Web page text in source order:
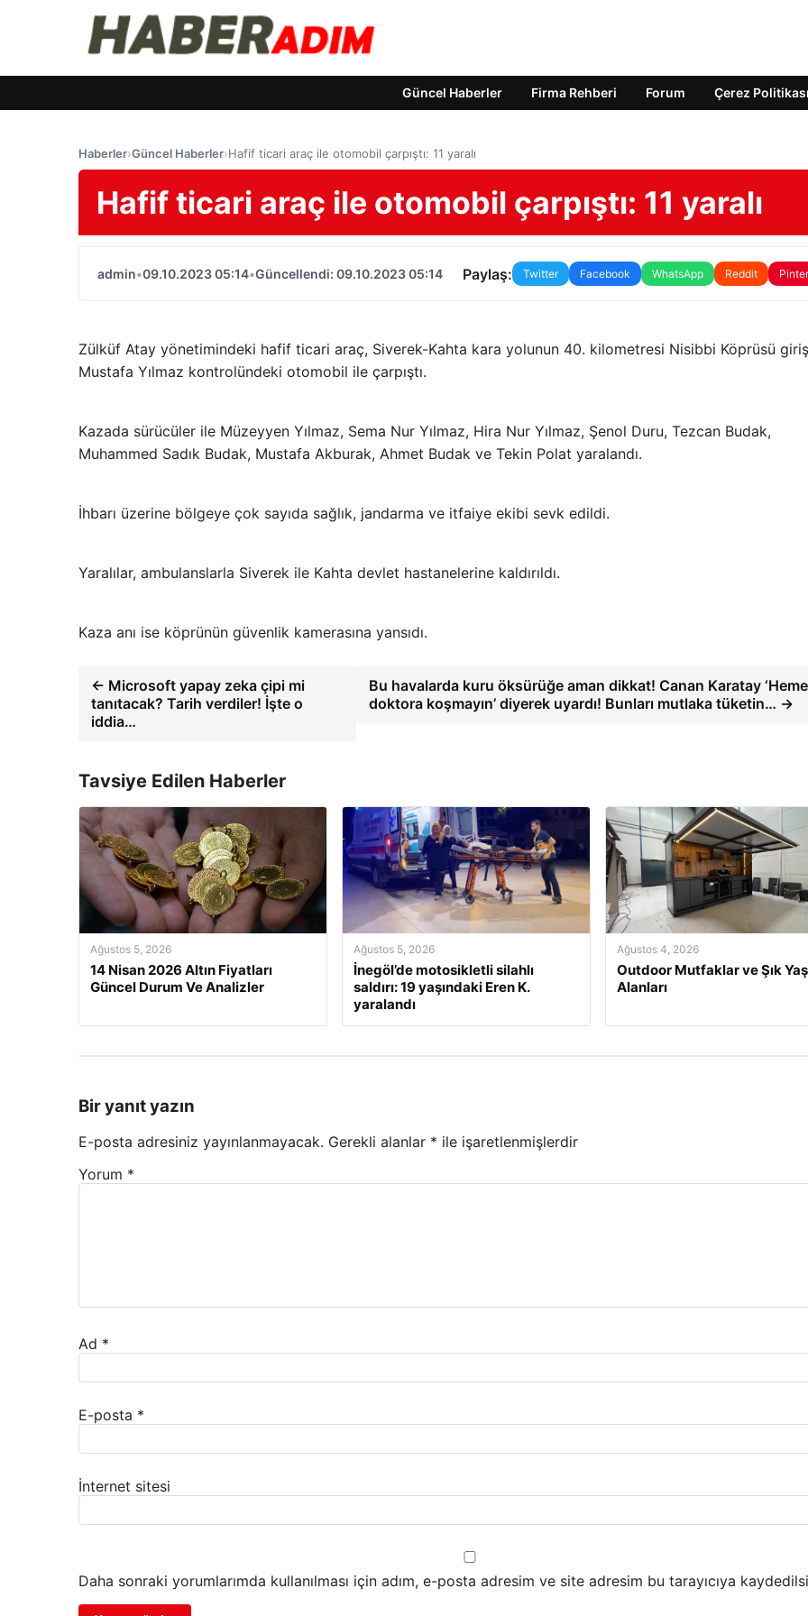
Güncel Haberler Firma Rehberi Forum Çerez Politikası
Haberler›Güncel Haberler›Hafif ticari araç ile otomobil çarpıştı: 11 yaralı
Hafif ticari araç ile otomobil çarpıştı: 11 yaralı
admin•09.10.2023 05:14•Güncellendi: 09.10.2023 05:14 Paylaş: Twitter Facebook WhatsApp Reddit
Zülküf Atay yönetimindeki hafif ticari araç, Siverek-Kahta kara yolunun 40. kilometresi Nisibbi Köprüsü
Mustafa Yılmaz kontrolündeki otomobil ile çarpıştı.
Kazada sürücüler ile Müzeyyen Yılmaz, Sema Nur Yılmaz, Hira Nur Yılmaz, Şenol Duru, Tezcan Budak,
Muhammed Sadık Budak, Mustafa Akburak, Ahmet Budak ve Tekin Polat yaralandı.
İhbarı üzerine bölgeye çok sayıda sağlık, jandarma ve itfaiye ekibi sevk edildi.
Yaralılar, ambulanslarla Siverek ile Kahta devlet hastanelerine kaldırıldı.
Kaza anı ise köprünün güvenlik kamerasına yansıdı.
← Microsoft yapay zeka çipi mi
tanıtacak? Tarih verdiler! İşte o
iddia…
Bu havalarda kuru öksürüğe aman dikkat! Canan Karatay
doktora koşmayın’ diyerek uyardı! Bunları mutlaka tüketin… →
Tavsiye Edilen Haberler
Ağustos 5, 2026
14 Nisan 2026 Altın Fiyatları
Güncel Durum Ve Analizler
Ağustos 5, 2026
İnegöl’de motosikletli silahlı
saldırı: 19 yaşındaki Eren K.
yaralandı
Ağustos 4, 2026
Outdoor Mutfaklar ve Şık
Alanları
Bir yanıt yazın
E-posta adresiniz yayınlanmayacak. Gerekli alanlar * ile işaretlenmişlerdir
Yorum *
Ad *
E-posta *
İnternet sitesi
Daha sonraki yorumlarımda kullanılması için adım, e-posta adresim ve site adresim bu tarayıcıya